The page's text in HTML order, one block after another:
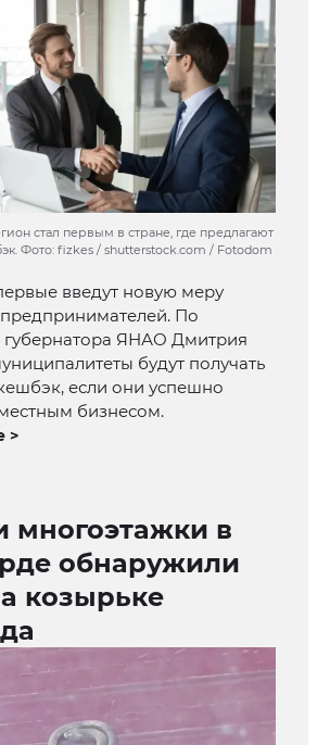
стал первым в стране, где предлагают
Фото: fizkes / shutterstock.com / Fotodom
введут новую меру
По
губернатора ЯНАО Дмитрия
будут получать
если они успешно
бизнесом.
>
многоэтажки в
обнаружили
козырьке